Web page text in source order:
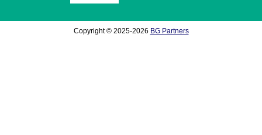
Copyright © 2025-2026 BG Partners